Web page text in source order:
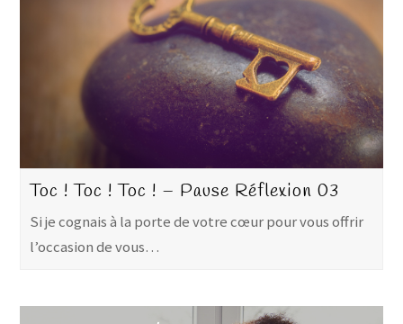
Toc ! Toc ! Toc ! – Pause Réflexion 03
Si je cognais à la porte de votre cœur pour vous offrir
l’occasion de vous…